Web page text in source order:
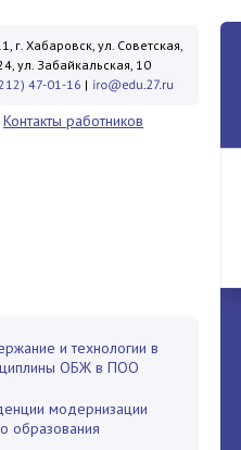
г. Хабаровск, ул. Советская,
ул. Забайкальская, 10
47-01-16 |
Контакты работников
и технологии в
ОБЖ в ПОО
модернизации
образования